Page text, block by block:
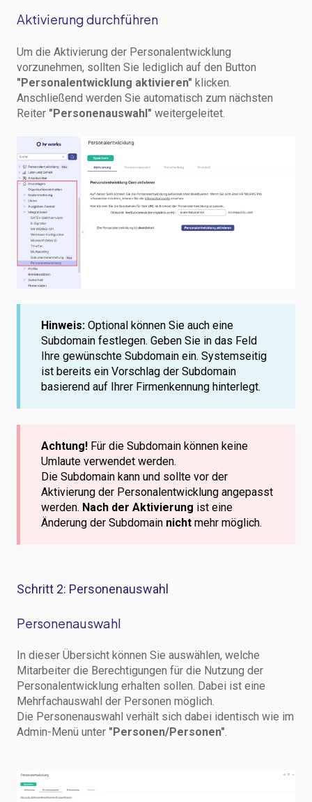
Aktivierung durchführen
Um die Aktivierung der Personalentwicklung
vorzunehmen, sollten Sie lediglich auf den Button
"Personalentwicklung aktivieren" klicken.
Anschließend werden Sie automatisch zum nächsten
Reiter "Personenauswahl" weitergeleitet.
Hinweis: Optional können Sie auch eine
Subdomain festlegen. Geben Sie in das Feld
Ihre gewünschte Subdomain ein. Systemseitig
ist bereits ein Vorschlag der Subdomain
basierend auf Ihrer Firmenkennung hinterlegt.
Achtung! Für die Subdomain können keine
Umlaute verwendet werden.
Die Subdomain kann und sollte vor der
Aktivierung der Personalentwicklung angepasst
werden. Nach der Aktivierung ist eine
Änderung der Subdomain nicht mehr möglich.
Schritt 2: Personenauswahl
Personenauswahl
In dieser Übersicht können Sie auswählen, welche
Mitarbeiter die Berechtigungen für die Nutzung der
Personalentwicklung erhalten sollen. Dabei ist eine
Mehrfachauswahl der Personen möglich.
Die Personenauswahl verhält sich dabei identisch wie im
Admin-Menü unter "Personen/Personen".